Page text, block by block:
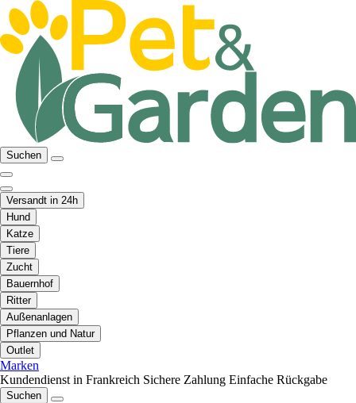
Suchen
Versandt in 24h
Hund
Katze
Tiere
Zucht
Bauernhof
Ritter
Außenanlagen
Pflanzen und Natur
Outlet
Marken
Kundendienst in Frankreich Sichere Zahlung Einfache Rückgabe
Suchen